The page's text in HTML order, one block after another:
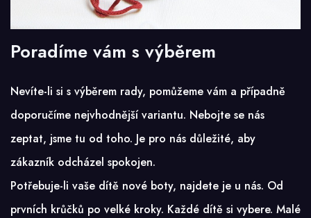
Poradíme vám s výběrem
Nevíte-li si s výběrem rady, pomůžeme vám a případně
doporučíme nejvhodnější variantu. Nebojte se nás
zeptat, jsme tu od toho. Je pro nás důležité, aby
zákazník odcházel spokojen.
Potřebuje-li vaše dítě nové boty, najdete je u nás. Od
prvních krůčků po velké kroky. Každé dítě si vybere. Malé